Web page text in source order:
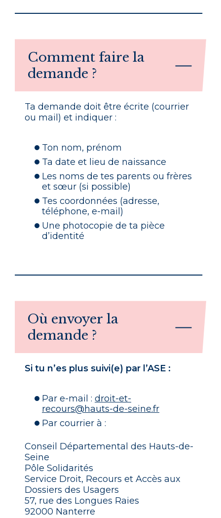
Comment faire la
demande ?
Ta demande doit être écrite (courrier
ou mail) et indiquer :
Ton nom, prénom
Ta date et lieu de naissance
Les noms de tes parents ou frères
et sœur (si possible)
Tes coordonnées (adresse,
téléphone, e-mail)
Une photocopie de ta pièce
d’identité
Où envoyer la
demande ?
Si tu n’es plus suivi(e) par l’ASE :
Par e-mail : droit-et-
recours@hauts-de-seine.fr
Par courrier à :
Conseil Départemental des Hauts-de-
Seine
Pôle Solidarités
Service Droit, Recours et Accès aux
Dossiers des Usagers
57, rue des Longues Raies
92000 Nanterre